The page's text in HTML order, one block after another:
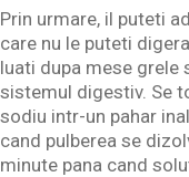
Prin urmare, il puteti
care nu le puteti
luati dupa mese
sistemul digestiv. Se
sodiu intr-un pahar
cand pulberea se
minute pana cand